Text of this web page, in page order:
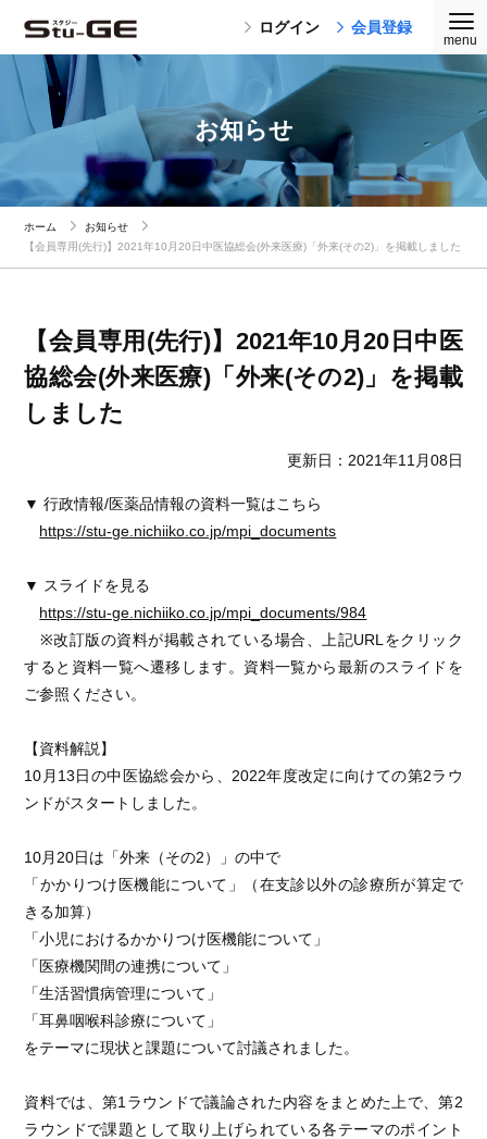
ログイン 会員登録
お知らせ
ホーム
お知らせ
【会員専用(先行)】2021年10月20日中医協総会(外来医療)「外来(その2)」を掲載しました
【会員専用(先行)】2021年10月20日中医
協総会(外来医療)「外来(その2)」を掲載
しました
更新日：2021年11月08日
▼ 行政情報/医薬品情報の資料一覧はこちら
https://stu-ge.nichiiko.co.jp/mpi_documents
▼ スライドを見る
https://stu-ge.nichiiko.co.jp/mpi_documents/984
※改訂版の資料が掲載されている場合、上記URLをクリック
すると資料一覧へ遷移します。資料一覧から最新のスライドを
ご参照ください。
【資料解説】
10月13日の中医協総会から、2022年度改定に向けての第2ラウ
ンドがスタートしました。
10月20日は「外来（その2）」の中で
「かかりつけ医機能について」（在支診以外の診療所が算定で
きる加算）
「小児におけるかかりつけ医機能について」
「医療機関間の連携について」
「生活習慣病管理について」
「耳鼻咽喉科診療について」
をテーマに現状と課題について討議されました。
資料では、第1ラウンドで議論された内容をまとめた上で、第2
ラウンドで課題として取り上げられている各テーマのポイント